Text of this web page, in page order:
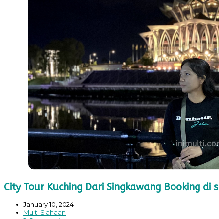
City Tour Kuching Dari Singkawang Booking di
January 10, 2024
Multi Siahaan